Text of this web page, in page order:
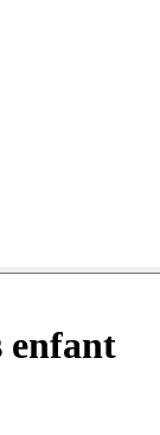
enfant